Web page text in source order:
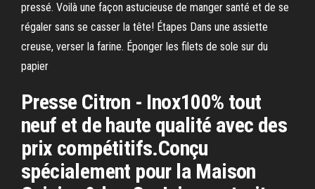
pressé. Voilà une façon astucieuse de manger santé et de se
régaler sans se casser la tête! Étapes Dans une assiette
creuse, verser la farine. Éponger les filets de sole sur du
papier
Presse Citron - Inox100% tout
neuf et de haute qualité avec des
prix compétitifs.Conçu
spécialement pour la Maison